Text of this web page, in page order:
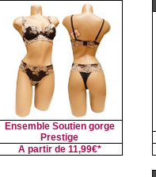
Ensemble Soutien gorge
Prestige
A partir de 11,99€*